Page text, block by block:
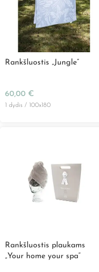
Rankšluostis „Jungle”
60,00 €
1 dydis / 100x180
Rankšluostis plaukams
„Your home your spa“